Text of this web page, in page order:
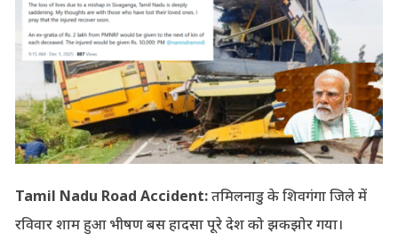
Tamil Nadu Road Accident:तमिलनाडु के शिवगंगा जिले में
रविवार शाम हुआ भीषण बस हादसा पूरे देश को झकझोर गया।